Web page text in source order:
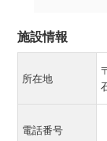
施設情報
所在地
電話番号